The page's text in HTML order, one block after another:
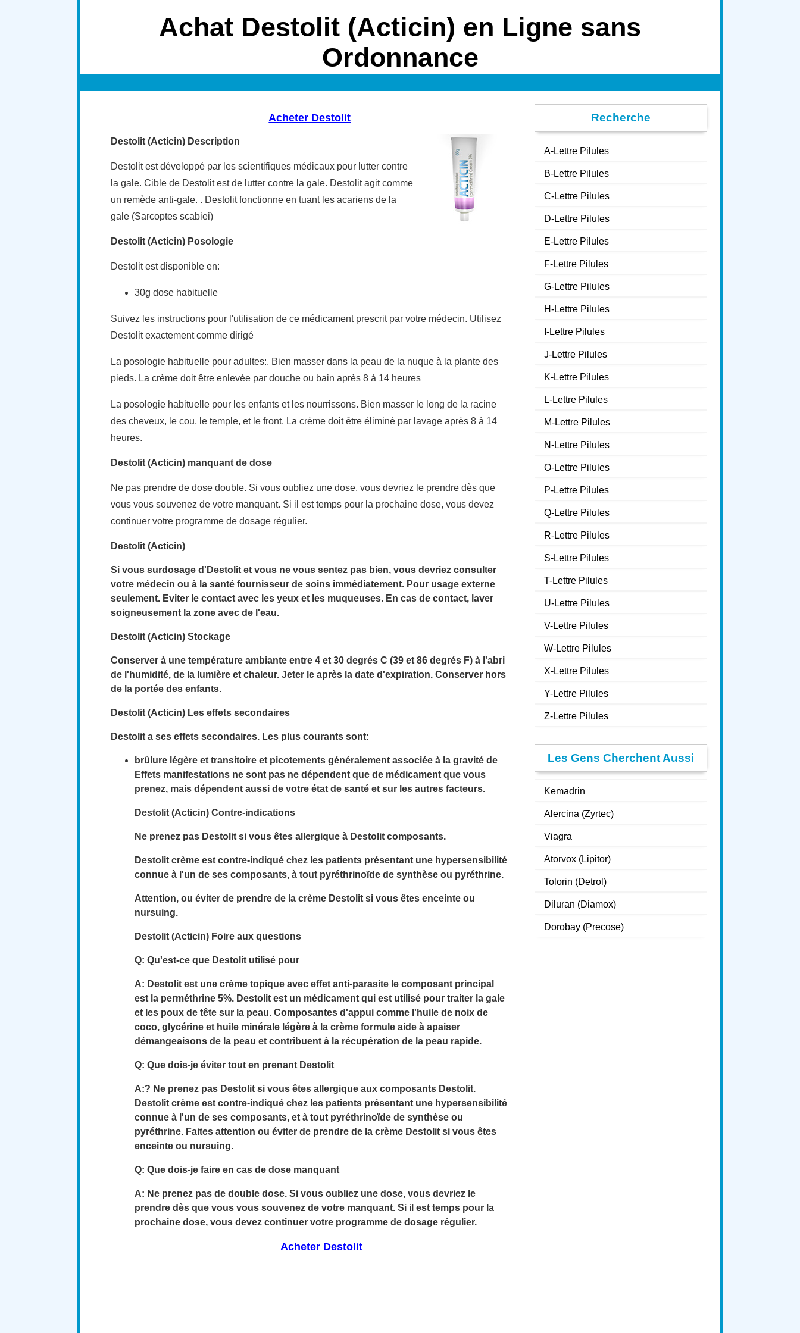
Achat Destolit (Acticin) en Ligne sans
Ordonnance
Acheter Destolit
Destolit (Acticin) Description
Destolit est développé par les scientifiques médicaux pour lutter contre
la gale. Cible de Destolit est de lutter contre la gale. Destolit agit comme
un remède anti-gale. . Destolit fonctionne en tuant les acariens de la
gale (Sarcoptes scabiei)
Destolit (Acticin) Posologie
Destolit est disponible en:
30g dose habituelle
Suivez les instructions pour l'utilisation de ce médicament prescrit par votre médecin. Utilisez
Destolit exactement comme dirigé
La posologie habituelle pour adultes:. Bien masser dans la peau de la nuque à la plante des
pieds. La crème doit être enlevée par douche ou bain après 8 à 14 heures
La posologie habituelle pour les enfants et les nourrissons. Bien masser le long de la racine
des cheveux, le cou, le temple, et le front. La crème doit être éliminé par lavage après 8 à 14
heures.
Destolit (Acticin) manquant de dose
Ne pas prendre de dose double. Si vous oubliez une dose, vous devriez le prendre dès que
vous vous souvenez de votre manquant. Si il est temps pour la prochaine dose, vous devez
continuer votre programme de dosage régulier.
Destolit (Acticin)
Si vous surdosage d'Destolit et vous ne vous sentez pas bien, vous devriez consulter
votre médecin ou à la santé fournisseur de soins immédiatement. Pour usage externe
seulement. Eviter le contact avec les yeux et les muqueuses. En cas de contact, laver
soigneusement la zone avec de l'eau.
Destolit (Acticin) Stockage
Conserver à une température ambiante entre 4 et 30 degrés C (39 et 86 degrés F) à l'abri
de l'humidité, de la lumière et chaleur. Jeter le après la date d'expiration. Conserver hors
de la portée des enfants.
Destolit (Acticin) Les effets secondaires
Destolit a ses effets secondaires. Les plus courants sont:
brûlure légère et transitoire et picotements généralement associée à la gravité de
Effets manifestations ne sont pas ne dépendent que de médicament que vous
prenez, mais dépendent aussi de votre état de santé et sur les autres facteurs.
Destolit (Acticin) Contre-indications
Ne prenez pas Destolit si vous êtes allergique à Destolit composants.
Destolit crème est contre-indiqué chez les patients présentant une hypersensibilité
connue à l'un de ses composants, à tout pyréthrinoïde de synthèse ou pyréthrine.
Attention, ou éviter de prendre de la crème Destolit si vous êtes enceinte ou
nursuing.
Destolit (Acticin) Foire aux questions
Q: Qu'est-ce que Destolit utilisé pour
A: Destolit est une crème topique avec effet anti-parasite le composant principal
est la perméthrine 5%. Destolit est un médicament qui est utilisé pour traiter la gale
et les poux de tête sur la peau. Composantes d'appui comme l'huile de noix de
coco, glycérine et huile minérale légère à la crème formule aide à apaiser
démangeaisons de la peau et contribuent à la récupération de la peau rapide.
Q: Que dois-je éviter tout en prenant Destolit
A:? Ne prenez pas Destolit si vous êtes allergique aux composants Destolit.
Destolit crème est contre-indiqué chez les patients présentant une hypersensibilité
connue à l'un de ses composants, et à tout pyréthrinoïde de synthèse ou
pyréthrine. Faites attention ou éviter de prendre de la crème Destolit si vous êtes
enceinte ou nursuing.
Q: Que dois-je faire en cas de dose manquant
A: Ne prenez pas de double dose. Si vous oubliez une dose, vous devriez le
prendre dès que vous vous souvenez de votre manquant. Si il est temps pour la
prochaine dose, vous devez continuer votre programme de dosage régulier.
Acheter Destolit
Recherche
A-Lettre Pilules
B-Lettre Pilules
C-Lettre Pilules
D-Lettre Pilules
E-Lettre Pilules
F-Lettre Pilules
G-Lettre Pilules
H-Lettre Pilules
I-Lettre Pilules
J-Lettre Pilules
K-Lettre Pilules
L-Lettre Pilules
M-Lettre Pilules
N-Lettre Pilules
O-Lettre Pilules
P-Lettre Pilules
Q-Lettre Pilules
R-Lettre Pilules
S-Lettre Pilules
T-Lettre Pilules
U-Lettre Pilules
V-Lettre Pilules
W-Lettre Pilules
X-Lettre Pilules
Y-Lettre Pilules
Z-Lettre Pilules
Les Gens Cherchent Aussi
Kemadrin
Alercina (Zyrtec)
Viagra
Atorvox (Lipitor)
Tolorin (Detrol)
Diluran (Diamox)
Dorobay (Precose)